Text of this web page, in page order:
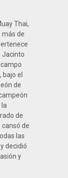
Thai,
de
Jacinto
el
de
de
cansó de
las
decidió
y